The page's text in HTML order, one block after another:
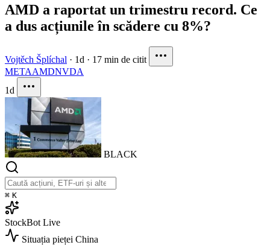
AMD a raportat un trimestru record. Ce
a dus acțiunile în scădere cu 8%?
Vojtěch Šplíchal · 1d · 17 min de citit
METAAMDNVDA
1d
BLACK
⌘ K
StockBot Live
Situația pieței China